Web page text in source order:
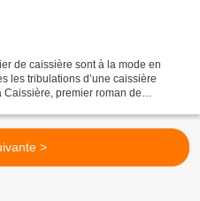
de caissière sont à la mode en
les tribulations d’une caissière
Caissière, premier roman de
>